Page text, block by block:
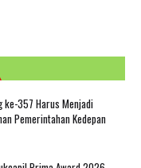
ke-357 Harus Menjadi
Pemerintahan Kedepan